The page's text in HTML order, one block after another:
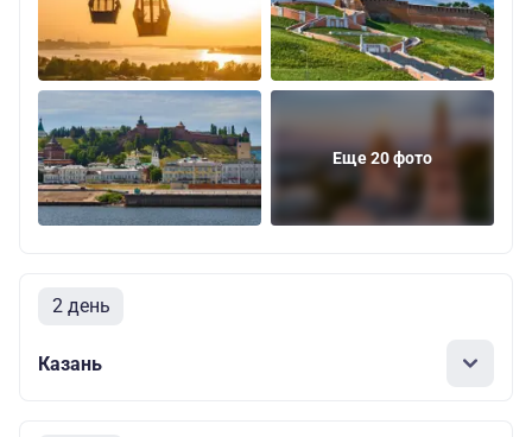
Еще 20 фото
2 день
Казань